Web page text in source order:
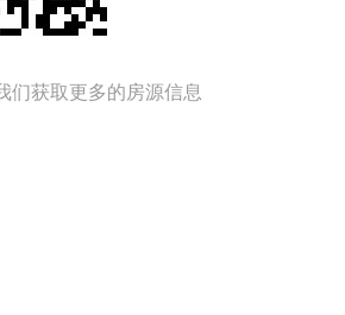
们获取更多的房源信息